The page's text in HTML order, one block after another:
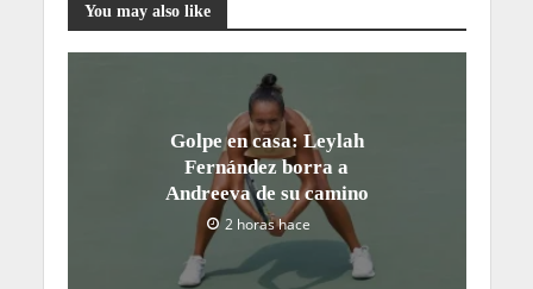
You may also like
Golpe en casa: Leylah
Fernández borra a
Andreeva de su camino
2 horas hace